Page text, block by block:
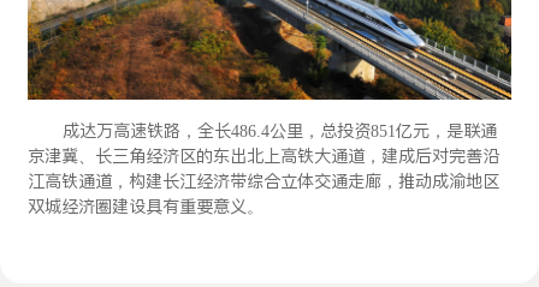
成达万高速铁路，全长486.4公里，总投资851亿元，是联通
京津冀、长三角经济区的东出北上高铁大通道，建成后对完善沿
江高铁通道，构建长江经济带综合立体交通走廊，推动成渝地区
双城经济圈建设具有重要意义。